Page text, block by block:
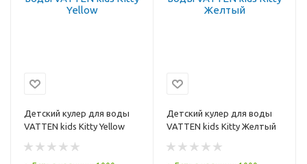
Детский кулер для воды
VATTEN kids Kitty Yellow
Детский кулер для воды
VATTEN kids Kitty Желтый